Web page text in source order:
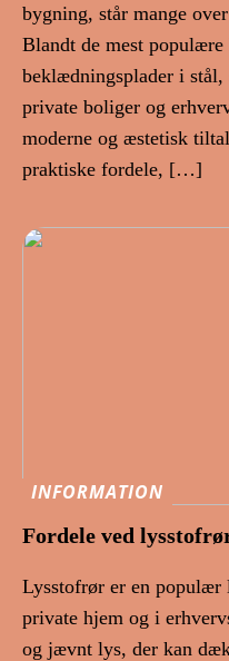
bygning, står mange
Blandt de mest
beklædningsplader i stål,
private boliger og
moderne og æstetisk
praktiske fordele, […]
INFORMATION
Fordele ved
Lysstofrør er en
private hjem og i
og jævnt lys, der kan